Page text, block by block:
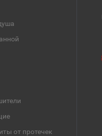
от протечек